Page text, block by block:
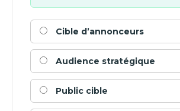
Cible d’annonceurs
Audience stratégique
Public cible